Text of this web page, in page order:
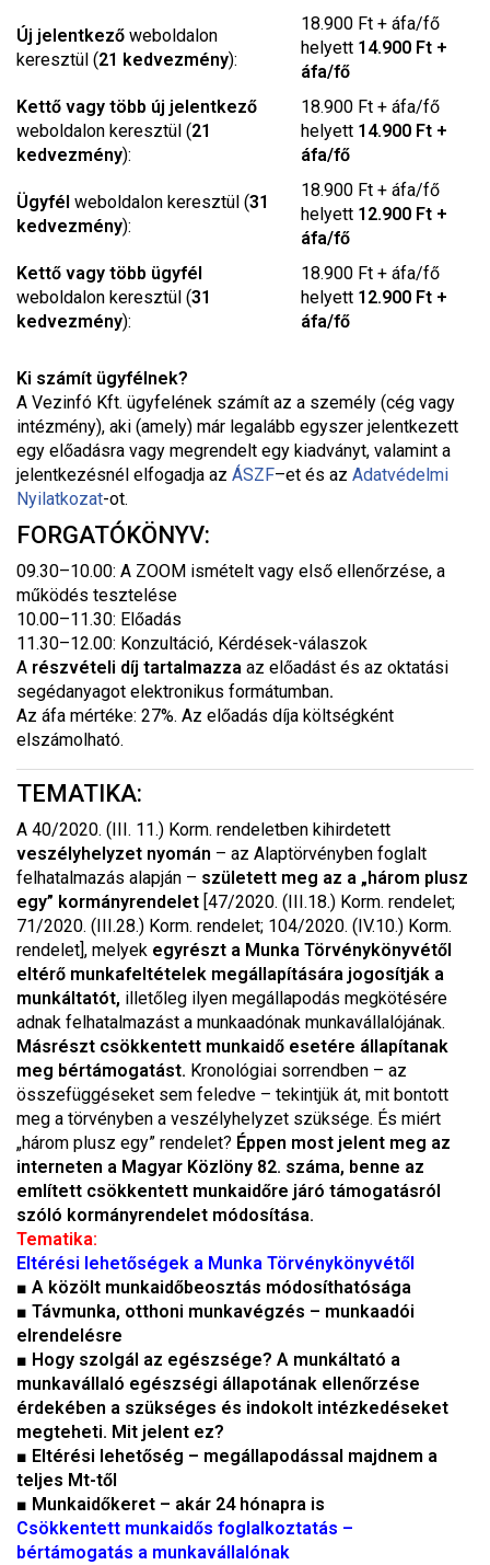
Új jelentkező weboldalon
keresztül (21 kedvezmény):
18.900 Ft + áfa/fő
helyett 14.900 Ft +
áfa/fő
Kettő vagy több új jelentkező
weboldalon keresztül (21
kedvezmény):
18.900 Ft + áfa/fő
helyett 14.900 Ft +
áfa/fő
Ügyfél weboldalon keresztül (31
kedvezmény):
18.900 Ft + áfa/fő
helyett 12.900 Ft +
áfa/fő
Kettő vagy több ügyfél
weboldalon keresztül (31
kedvezmény):
18.900 Ft + áfa/fő
helyett 12.900 Ft +
áfa/fő
Ki számít ügyfélnek?
A Vezinfó Kft. ügyfelének számít az a személy (cég vagy
intézmény), aki (amely) már legalább egyszer jelentkezett
egy előadásra vagy megrendelt egy kiadványt, valamint a
jelentkezésnél elfogadja az ÁSZF–et és az Adatvédelmi
Nyilatkozat-ot.
FORGATÓKÖNYV:
09.30–10.00: A ZOOM ismételt vagy első ellenőrzése, a
működés tesztelése
10.00–11.30: Előadás
11.30–12.00: Konzultáció, Kérdések-válaszok
A részvételi díj tartalmazza az előadást és az oktatási
segédanyagot elektronikus formátumban.
Az áfa mértéke: 27%. Az előadás díja költségként
elszámolható.
TEMATIKA:
A 40/2020. (III. 11.) Korm. rendeletben kihirdetett
veszélyhelyzet nyomán – az Alaptörvényben foglalt
felhatalmazás alapján – született meg az a „három plusz
egy” kormányrendelet [47/2020. (III.18.) Korm. rendelet;
71/2020. (III.28.) Korm. rendelet; 104/2020. (IV.10.) Korm.
rendelet], melyek egyrészt a Munka Törvénykönyvétől
eltérő munkafeltételek megállapítására jogosítják a
munkáltatót, illetőleg ilyen megállapodás megkötésére
adnak felhatalmazást a munkaadónak munkavállalójának.
Másrészt csökkentett munkaidő esetére állapítanak
meg bértámogatást. Kronológiai sorrendben – az
összefüggéseket sem feledve – tekintjük át, mit bontott
meg a törvényben a veszélyhelyzet szüksége. És miért
„három plusz egy” rendelet? Éppen most jelent meg az
interneten a Magyar Közlöny 82. száma, benne az
említett csökkentett munkaidőre járó támogatásról
szóló kormányrendelet módosítása.
Tematika:
Eltérési lehetőségek a Munka Törvénykönyvétől
■ A közölt munkaidőbeosztás módosíthatósága
■ Távmunka, otthoni munkavégzés – munkaadói
elrendelésre
■ Hogy szolgál az egészsége? A munkáltató a
munkavállaló egészségi állapotának ellenőrzése
érdekében a szükséges és indokolt intézkedéseket
megteheti. Mit jelent ez?
■ Eltérési lehetőség – megállapodással majdnem a
teljes Mt-től
■ Munkaidőkeret – akár 24 hónapra is
Csökkentett munkaidős foglalkoztatás –
bértámogatás a munkavállalónak